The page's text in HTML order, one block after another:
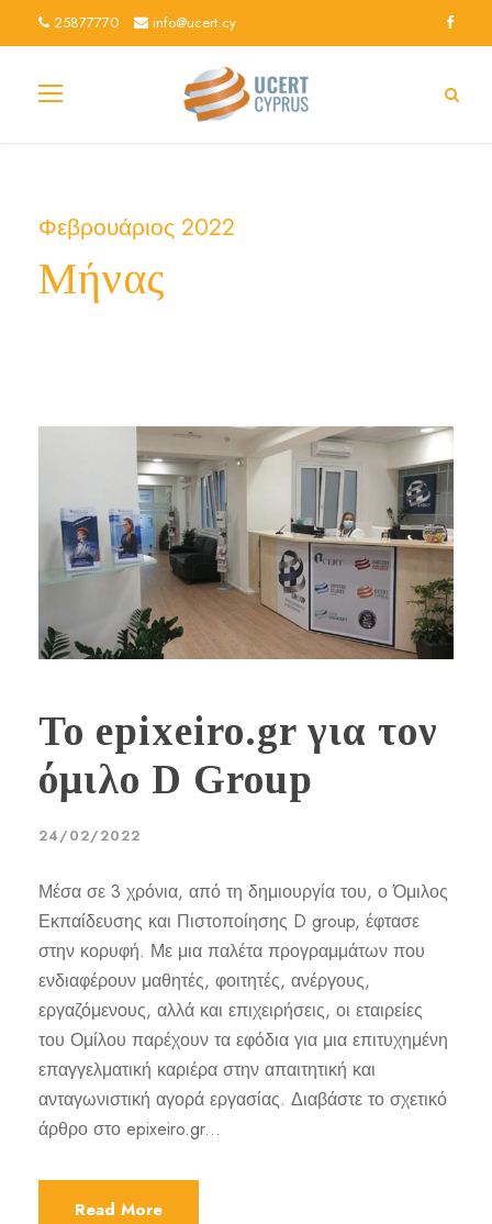
25877770 info@ucert.cy
Φεβρουάριος 2022
Μήνας
Το epixeiro.gr για τον
όμιλο D Group
24/02/2022
Μέσα σε 3 χρόνια, από τη δημιουργία του, ο Όμιλος
Εκπαίδευσης και Πιστοποίησης D group, έφτασε
στην κορυφή. Με μια παλέτα προγραμμάτων που
ενδιαφέρουν μαθητές, φοιτητές, ανέργους,
εργαζόμενους, αλλά και επιχειρήσεις, οι εταιρείες
του Ομίλου παρέχουν τα εφόδια για μια επιτυχημένη
επαγγελματική καριέρα στην απαιτητική και
ανταγωνιστική αγορά εργασίας. Διαβάστε το σχετικό
άρθρο στο epixeiro.gr...
Read More